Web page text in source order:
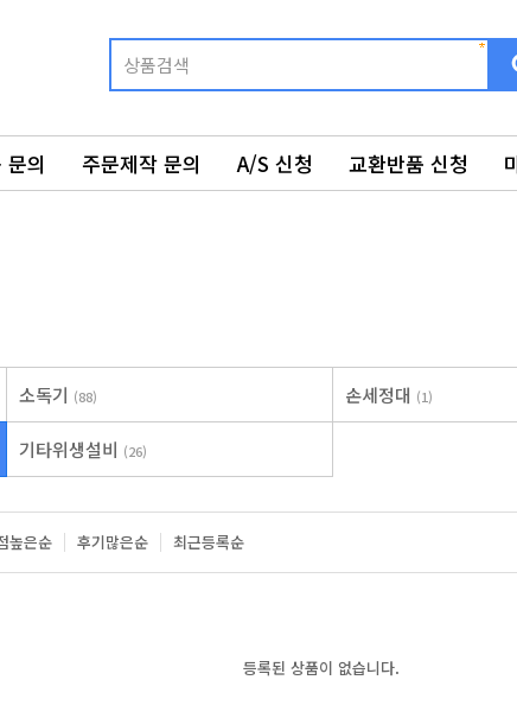
문의 주문제작 문의 A/S 신청 교환반품 신청
소독기 (88) 손세정대 (1)
기타위생설비 (26)
높은순 후기많은순 최근등록순
등록된 상품이 없습니다.